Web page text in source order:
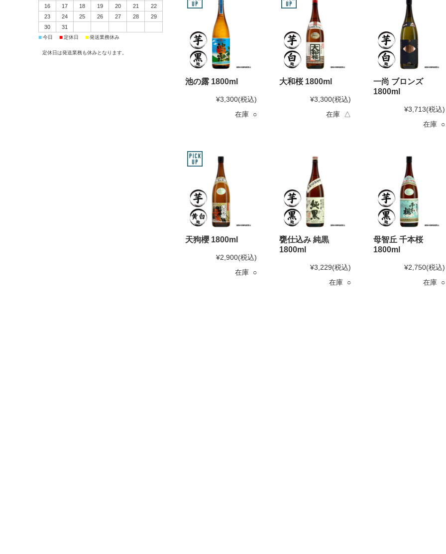
池の露 1800ml
¥3,300(税込)
在庫 ○
大和桜 1800ml
¥3,300(税込)
在庫 △
一尚 ブロンズ
1800ml
¥3,713(税込)
在庫 ○
天狗櫻 1800ml
¥2,900(税込)
在庫 ○
甕仕込み 純黒
1800ml
¥3,229(税込)
在庫 ○
母智丘 千本桜
1800ml
¥2,750(税込)
在庫 ○
16
17 18 19 20 21
22
23
24 25 26 27 28
29
30
31
■今日 ■定休日 ■発送業務休み
定休日は発送業務も休みとなります。